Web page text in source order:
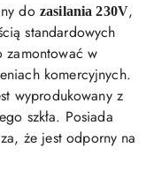
do zasilania 230V,
standardowych
zamontować w
komercyjnych.
wyprodukowany z
szkła. Posiada
że jest odporny na